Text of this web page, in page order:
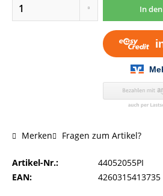
In den
Merken Fragen zum Artikel?
Artikel-Nr.:
44052055PI
EAN:
4260315413735